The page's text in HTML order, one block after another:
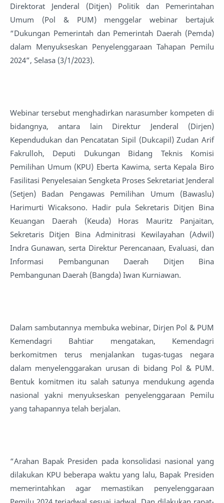
Direktorat Jenderal (Ditjen) Politik dan Pemerintahan
Umum (Pol & PUM) menggelar webinar bertajuk
“Dukungan Pemerintah dan Pemerintah Daerah (Pemda)
dalam Menyukseskan Penyelenggaraan Tahapan Pemilu
2024”, Selasa (3/1/2023).
Webinar tersebut menghadirkan narasumber kompeten di
bidangnya, antara lain Direktur Jenderal (Dirjen)
Kependudukan dan Pencatatan Sipil (Dukcapil) Zudan Arif
Fakrulloh, Deputi Dukungan Bidang Teknis Komisi
Pemilihan Umum (KPU) Eberta Kawima, serta Kepala Biro
Fasilitasi Penyelesaian Sengketa Proses Sekretariat Jenderal
(Setjen) Badan Pengawas Pemilihan Umum (Bawaslu)
Harimurti Wicaksono. Hadir pula Sekretaris Ditjen Bina
Keuangan Daerah (Keuda) Horas Mauritz Panjaitan,
Sekretaris Ditjen Bina Adminitrasi Kewilayahan (Adwil)
Indra Gunawan, serta Direktur Perencanaan, Evaluasi, dan
Informasi Pembangunan Daerah Ditjen Bina
Pembangunan Daerah (Bangda) Iwan Kurniawan.
Dalam sambutannya membuka webinar, Dirjen Pol & PUM
Kemendagri Bahtiar mengatakan, Kemendagri
berkomitmen terus menjalankan tugas-tugas negara
dalam menyelenggarakan urusan di bidang Pol & PUM.
Bentuk komitmen itu salah satunya mendukung agenda
nasional yakni menyukseskan penyelenggaraan Pemilu
yang tahapannya telah berjalan.
“Arahan Bapak Presiden pada konsolidasi nasional yang
dilakukan KPU beberapa waktu yang lalu, Bapak Presiden
memerintahkan agar memastikan penyelenggaraan